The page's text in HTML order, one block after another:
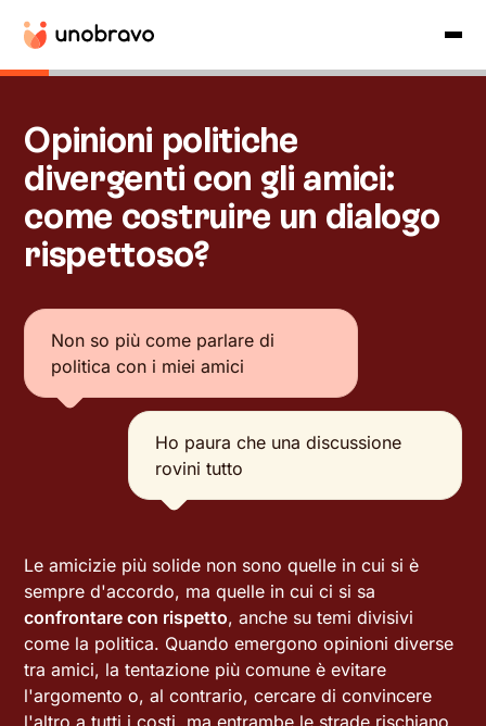
Opinioni politiche
divergenti con gli amici:
come costruire un dialogo
rispettoso?
Non so più come parlare di
politica con i miei amici
Ho paura che una discussione
rovini tutto
Le amicizie più solide non sono quelle in cui si è
sempre d'accordo, ma quelle in cui ci si sa
confrontare con rispetto, anche su temi divisivi
come la politica. Quando emergono opinioni diverse
tra amici, la tentazione più comune è evitare
l'argomento o, al contrario, cercare di convincere
l'altro a tutti i costi, ma entrambe le strade rischiano